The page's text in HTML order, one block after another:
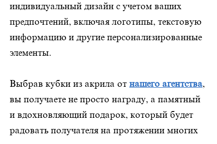
индивидуальный дизайн с учетом ваших
предпочтений, включая логотипы, текстовую
информацию и другие персонализированные
элементы.
Выбрав кубки из акрила от нашего агентства,
вы получаете не просто награду, а памятный
и вдохновляющий подарок, который будет
радовать получателя на протяжении многих